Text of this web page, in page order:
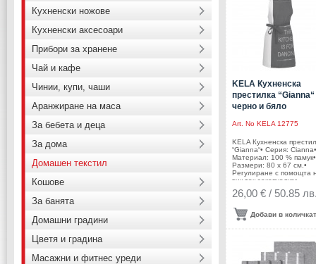
KELA Кухненска
престилка “Gianna“
черно и бяло
Art. No KELA 12775
KELA Кухненска
“Gianna“• Серия: Cianna•
Материал: 100 % памук•
Размери: 80 х 67 см.•
Регулиране с помощта
тик-так закопчалка•
Цвят: черно и бяло•
при температура до 40
Германия
26,00 € / 50.85
Добави в
Кухненски ножове
Кухненски аксесоари
Прибори за хранене
Чай и кафе
Чинии, купи, чаши
Аранжиране на маса
За бебета и деца
За дома
Домашен текстил
Кошове
За банята
Домашни градини
Цветя и градина
Масажни и фитнес уреди